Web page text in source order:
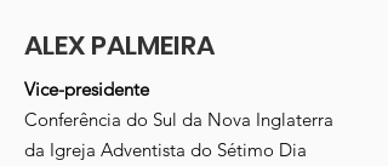
ALEX PALMEIRA
Vice-presidente
Conferência do Sul da Nova Inglaterra
da Igreja Adventista do Sétimo Dia